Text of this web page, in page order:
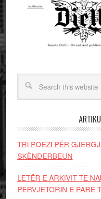
TRI POEZI PËR
SKËNDERBEUN
LETËR E ARKIVIT TE
PERVJETORIN E PARE